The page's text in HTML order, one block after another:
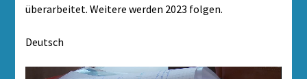
überarbeitet. Weitere werden 2023 folgen.
Deutsch